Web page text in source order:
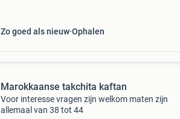
Zo goed als nieuw Ophalen
Marokkaanse takchita kaftan
Voor interesse vragen zijn welkom maten zijn
allemaal van 38 tot 44